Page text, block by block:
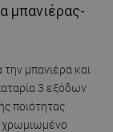
μπανιέρας-
την μπανιέρα και
3 εξόδων
ποιότητας
χρωμιωμένο